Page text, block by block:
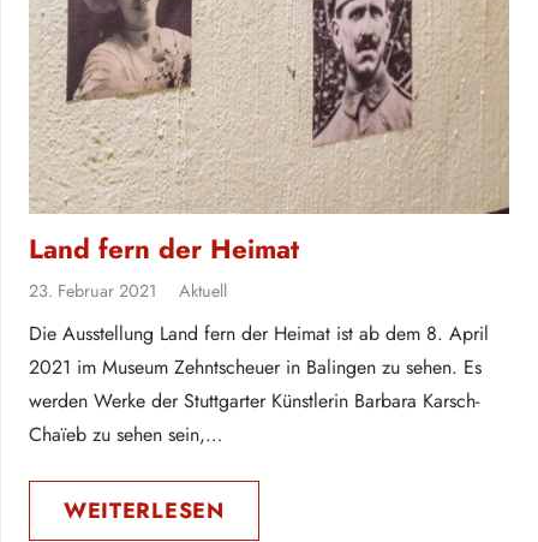
Land fern der Heimat
23. Februar 2021 Aktuell
Die Ausstellung Land fern der Heimat ist ab dem 8. April
2021 im Museum Zehntscheuer in Balingen zu sehen. Es
werden Werke der Stuttgarter Künstlerin Barbara Karsch-
Chaïeb zu sehen sein,…
WEITERLESEN